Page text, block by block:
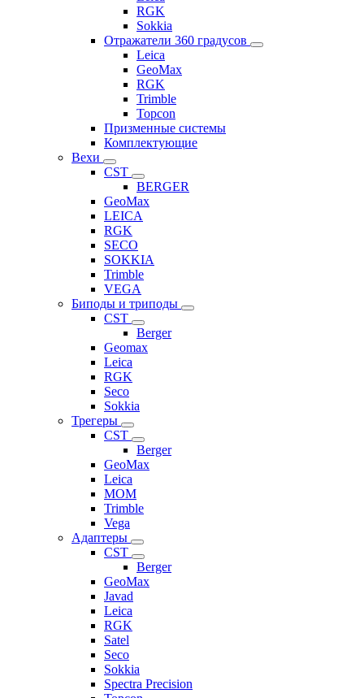
RGK
Sokkia
Отражатели 360 градусов
Leica
GeoMax
RGK
Trimble
Topcon
Призменные системы
Комплектующие
Вехи
CST
BERGER
GeoMax
LEICA
RGK
SECO
SOKKIA
Trimble
VEGA
Биподы и триподы
CST
Berger
Geomax
Leica
RGK
Seco
Sokkia
Трегеры
CST
Berger
GeoMax
Leica
MOM
Trimble
Vega
Адаптеры
CST
Berger
GeoMax
Javad
Leica
RGK
Satel
Seco
Sokkia
Spectra Precision